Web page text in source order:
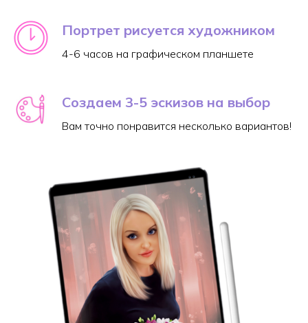
Портрет рисуется художником
4-6 часов на графическом планшете
Создаем 3-5 эскизов на выбор
Вам точно понравится несколько вариантов!